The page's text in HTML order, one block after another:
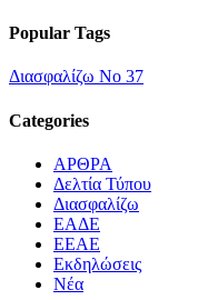
Popular Tags
Διασφαλίζω Νο 37
Categories
ΑΡΘΡΑ
Δελτία Τύπου
Διασφαλίζω
ΕΑΔΕ
ΕΕΑΕ
Εκδηλώσεις
Νέα